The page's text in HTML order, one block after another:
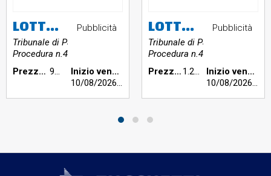
LOTTO A : N. 2 FRIGORIFERI IN ACCIAIO CON RIPIANI INTERNI MARCA ISA GE EVO
Tribunale di Palermo
Procedura n.4855/2025
Pubblicità
Prezzo base €: 960,00
Inizio vendita:
10/08/2026h 12:00
LOTTO B:FRIGGITRICE A DUE VASCHEIN ACCIAIO MARCA ELFRAMO, BANCO IN ACCIAIO N. 2 PIANI MISURE APPROSIMATIVE L CM200 E H CM 60
Tribunale di Palermo
Procedura n.4855/2025
Pubblicità
Prezzo base €: 1.200,00
Inizio vendita:
10/08/2026h